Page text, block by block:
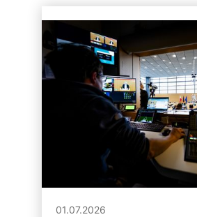
01.07.2026